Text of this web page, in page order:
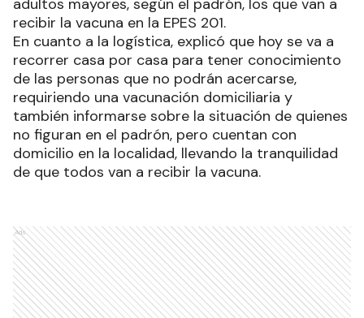
adultos mayores, según el padrón, los que van a
recibir la vacuna en la EPES 201.
En cuanto a la logística, explicó que hoy se va a
recorrer casa por casa para tener conocimiento
de las personas que no podrán acercarse,
requiriendo una vacunación domiciliaria y
también informarse sobre la situación de quienes
no figuran en el padrón, pero cuentan con
domicilio en la localidad, llevando la tranquilidad
de que todos van a recibir la vacuna.
Ads